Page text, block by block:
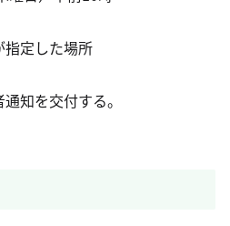
定した場所
知を交付する。